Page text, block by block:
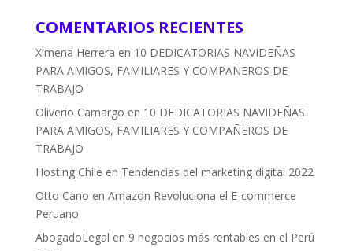
COMENTARIOS RECIENTES
Ximena Herrera en 10 DEDICATORIAS NAVIDEÑAS
PARA AMIGOS, FAMILIARES Y COMPAÑEROS DE
TRABAJO
Oliverio Camargo en 10 DEDICATORIAS NAVIDEÑAS
PARA AMIGOS, FAMILIARES Y COMPAÑEROS DE
TRABAJO
Hosting Chile en Tendencias del marketing digital 2022
Otto Cano en Amazon Revoluciona el E-commerce
Peruano
AbogadoLegal en 9 negocios más rentables en el Perú